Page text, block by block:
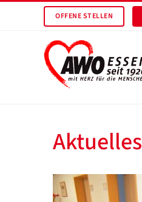
OFFENE STELLEN
Aktuelles